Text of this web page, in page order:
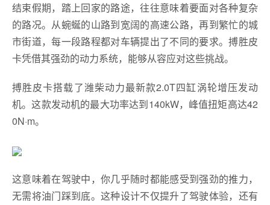
结束假期，踏上回家的路途，往往意味着要面对各种复杂
的路况。从蜿蜒的山路到宽阔的高速公路，再到繁忙的城
市街道，每一段路程都对车辆提出了不同的要求。搏胜皮
卡凭借其强劲的动力系统，能够从容应对这些挑战。
搏胜皮卡搭载了潍柴动力最新款2.0T四缸涡轮增压发动
机。这款发动机的最大功率达到140kW，峰值扭矩高达42
0N·m。
这意味着在驾驶中，你几乎随时都能感受到强劲的推力，
无需将油门踩到底。这种设计不仅提升了驾驶体验，还有